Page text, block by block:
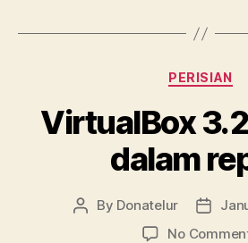
PERISIAN
VirtualBox
dalam
Post
By Donatelur
Post
No